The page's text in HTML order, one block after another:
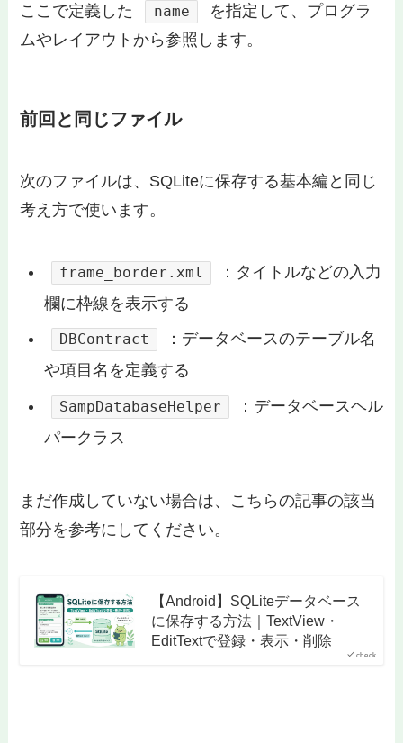
ここで定義した name
を指定して、プログラ
ムやレイアウトから参照します。
前回と同じファイル
次のファイルは、SQLiteに保存する基本編と同じ
考え方で使います。
frame_border.xml
：タイトルなどの入力
欄に枠線を表示する
DBContract
：データベースのテーブル名
や項目名を定義する
SampDatabaseHelper
：データベースヘル
パークラス
まだ作成していない場合は、こちらの記事の該当
部分を参考にしてください。
check
【Android】SQLiteデータベース
に保存する方法｜TextView・
EditTextで登録・表示・削除